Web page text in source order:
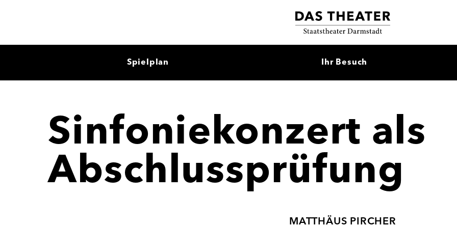
Spielplan Ihr Besuch
Sinfoniekonzert als
Abschlussprüfung
MATTHÄUS PIRCHER